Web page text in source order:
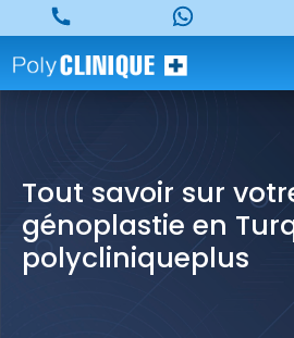
to
content
Tout savoir sur
génoplastie en
polycliniqueplus